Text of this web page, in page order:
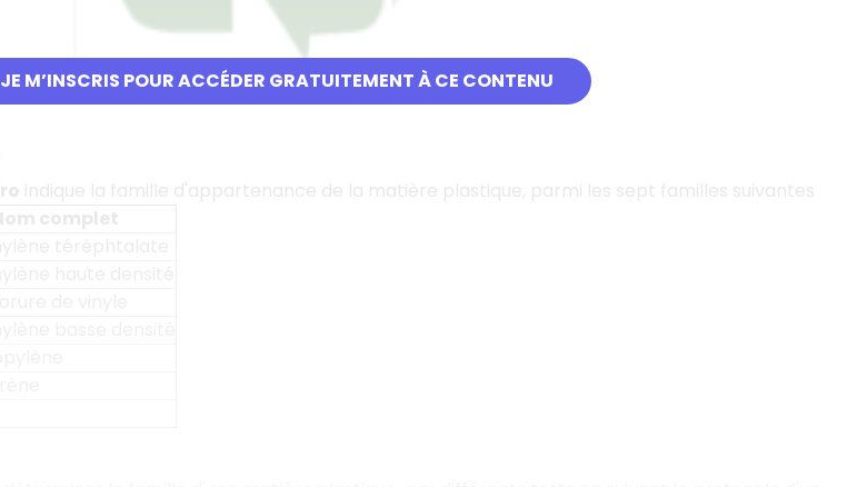
JE M’INSCRIS POUR ACCÉDER GRATUITEMENT À CE CONTENU